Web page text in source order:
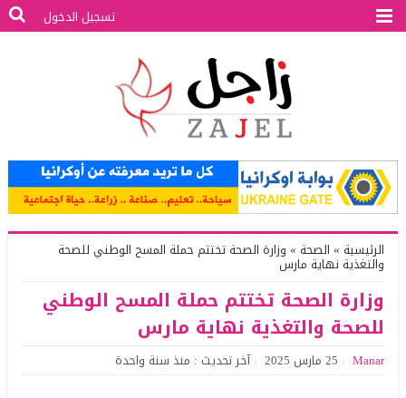
تسجيل الدخول
الرئيسية » الصحة »وزارة الصحة تختتم حملة المسح الوطني للصحة
والتغذية نهاية مارس
وزارة الصحة تختتم حملة المسح الوطني
للصحة والتغذية نهاية مارس
Manar 25 مارس 2025 آخر تحديث : منذ سنة واحدة